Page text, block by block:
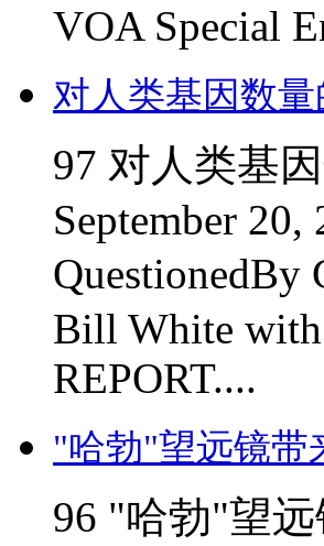
VOA Special
对人类基因数量
97 对人类基
September
QuestionedBy
Bill White with
REPORT....
"哈勃"望远镜带
96 "哈勃"望